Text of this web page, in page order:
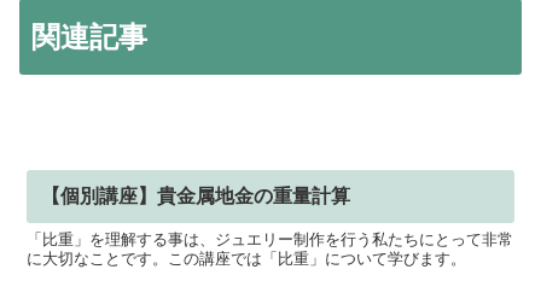
関連記事
【個別講座】貴金属地金の重量計算
「比重」を理解する事は、ジュエリー制作を行う私たちにとって非常
に大切なことです。この講座では「比重」について学びます。